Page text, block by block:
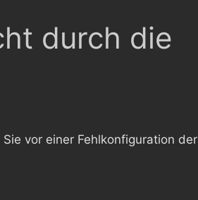
durch die
vor einer Fehlkonfiguration der